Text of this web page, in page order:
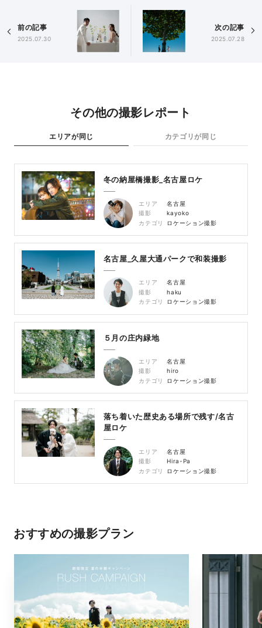
前の記事
2025.07.30
次の記事
2025.07.28
その他の撮影レポート
エリアが同じ カテゴリが同じ
冬の納屋橋撮影_名古屋ロケ
エリア
名古屋
撮影
kayoko
カテゴリ
ロケーション撮影
名古屋_久屋大通パークで和装撮影
エリア
名古屋
撮影
haku
カテゴリ
ロケーション撮影
５月の庄内緑地
エリア
名古屋
撮影
hiro
カテゴリ
ロケーション撮影
落ち着いた歴史ある場所で残す/名古
屋ロケ
エリア
名古屋
撮影
Hira-Pa
カテゴリ
ロケーション撮影
おすすめの撮影プラン